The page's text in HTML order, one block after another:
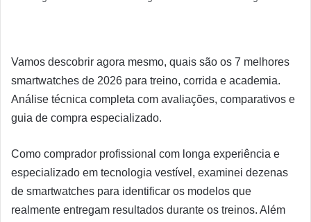
Vamos descobrir agora mesmo, quais são os 7 melhores
smartwatches de 2026 para treino, corrida e academia.
Análise técnica completa com avaliações, comparativos e
guia de compra especializado.
Como comprador profissional com longa experiência e
especializado em tecnologia vestível, examinei dezenas
de smartwatches para identificar os modelos que
realmente entregam resultados durante os treinos. Além